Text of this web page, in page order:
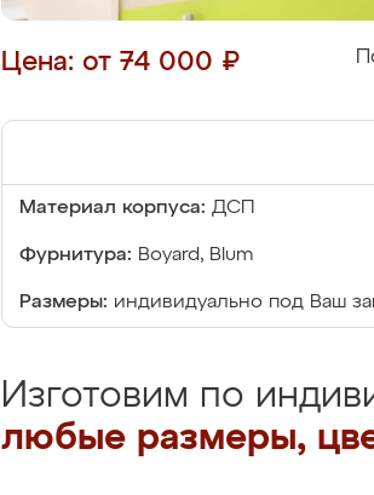
Цена: от 74 000 ₽
Материал корпуса: ДСП
Фурнитура: Boyard, Blum
Размеры: индивидуально под Ваш
Изготовим по
любые размеры,